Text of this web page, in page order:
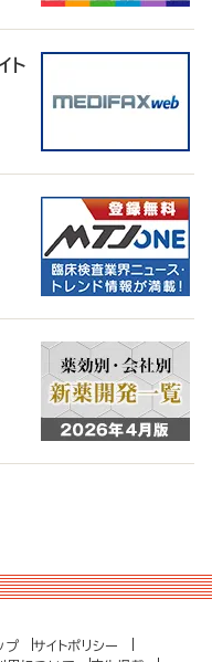
ト
プ
サイトポリシー